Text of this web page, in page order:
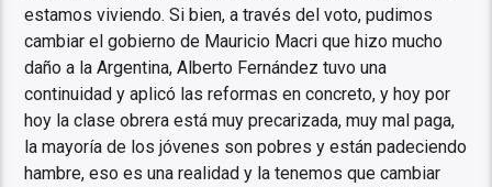
estamos viviendo. Si bien, a través del voto, pudimos
cambiar el gobierno de Mauricio Macri que hizo mucho
daño a la Argentina, Alberto Fernández tuvo una
continuidad y aplicó las reformas en concreto, y hoy por
hoy la clase obrera está muy precarizada, muy mal paga,
la mayoría de los jóvenes son pobres y están padeciendo
hambre, eso es una realidad y la tenemos que cambiar